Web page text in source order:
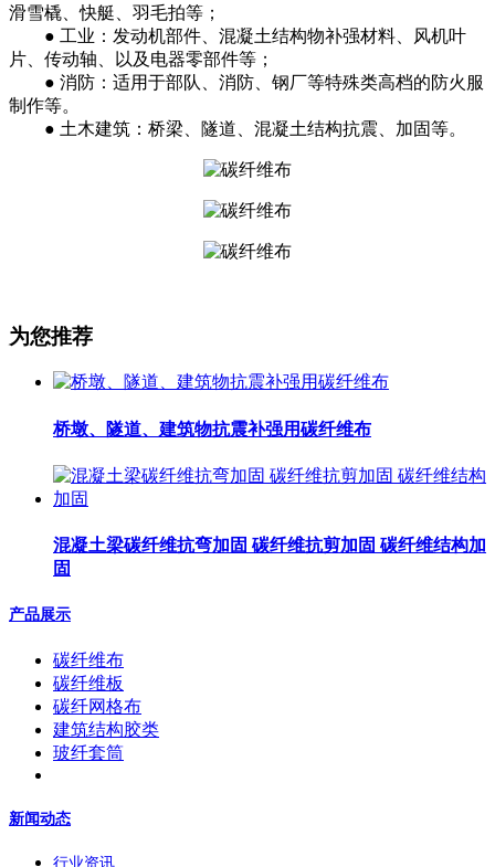
滑雪橇、快艇、羽毛拍等；
● 工业：发动机部件、混凝土结构物补强材料、风机叶
片、传动轴、以及电器零部件等；
● 消防：适用于部队、消防、钢厂等特殊类高档的防火服
制作等。
● 土木建筑：桥梁、隧道、混凝土结构抗震、加固等。
为您推荐
桥墩、隧道、建筑物抗震补强用碳纤维布
混凝土梁碳纤维抗弯加固 碳纤维抗剪加固 碳纤维结构加
固
产品展示
碳纤维布
碳纤维板
碳纤网格布
建筑结构胶类
玻纤套筒
新闻动态
行业资讯